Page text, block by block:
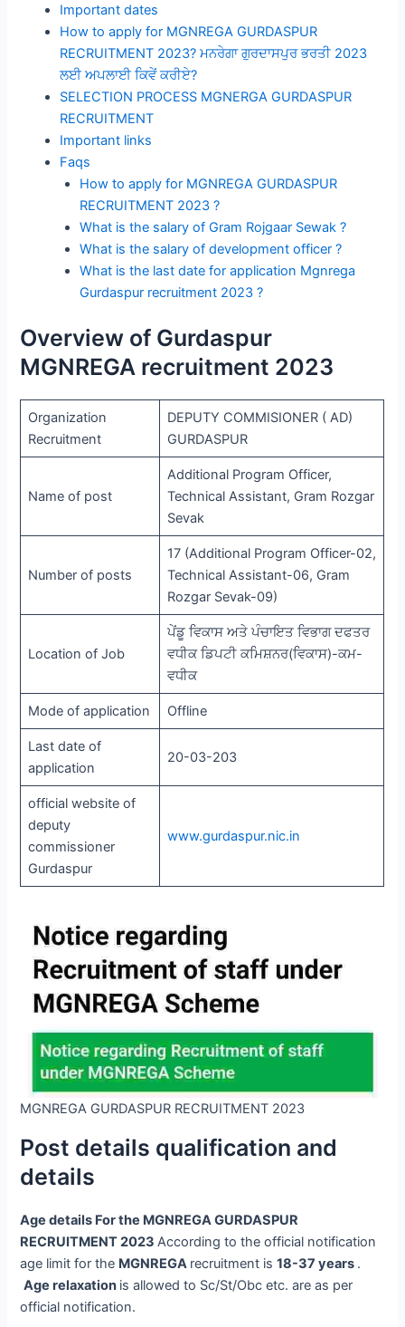
Important dates
How to apply for MGNREGA GURDASPUR
RECRUITMENT 2023? ਮਨਰੇਗਾ ਗੁਰਦਾਸਪੁਰ ਭਰਤੀ 2023
ਲਈ ਅਪਲਾਈ ਕਿਵੇਂ ਕਰੀਏ?
SELECTION PROCESS MGNERGA GURDASPUR
RECRUITMENT
Important links
Faqs
How to apply for MGNREGA GURDASPUR
RECRUITMENT 2023 ?
What is the salary of Gram Rojgaar Sewak ?
What is the salary of development officer ?
What is the last date for application Mgnrega
Gurdaspur recruitment 2023 ?
Overview of Gurdaspur
MGNREGA recruitment 2023
Organization
Recruitment
DEPUTY COMMISIONER ( AD)
GURDASPUR
Name of post
Additional Program Officer,
Technical Assistant, Gram Rozgar
Sevak
Number of posts
17 (Additional Program Officer-02,
Technical Assistant-06, Gram
Rozgar Sevak-09)
Location of Job
ਪੇਂਡੂ ਵਿਕਾਸ ਅਤੇ ਪੰਚਾਇਤ ਵਿਭਾਗ ਦਫਤਰ
ਵਧੀਕ ਡਿਪਟੀ ਕਮਿਸ਼ਨਰ(ਵਿਕਾਸ)-ਕਮ-
ਵਧੀਕ
Mode of application Offline
Last date of
application
20-03-203
official website of
deputy
commissioner
Gurdaspur
www.gurdaspur.nic.in
MGNREGA GURDASPUR RECRUITMENT 2023
Post details qualification and
details
Age details For the MGNREGA GURDASPUR
RECRUITMENT 2023 According to the official notification
age limit for the MGNREGA recruitment is18-37 years .
Age relaxation is allowed to Sc/St/Obc etc. are as per
official notification.